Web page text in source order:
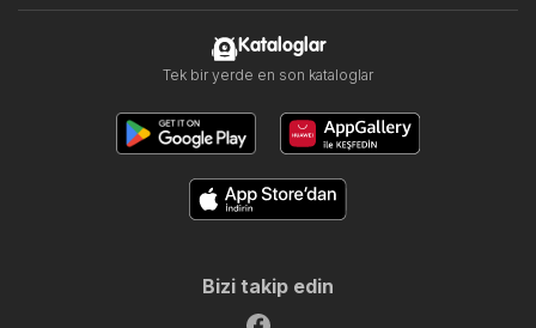
Kataloglar
Tek bir yerde en son kataloglar
Bizi takip edin